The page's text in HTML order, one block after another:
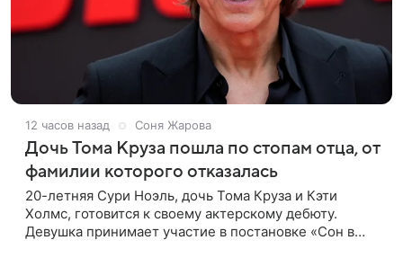
12 часов назад Соня Жарова
Дочь Тома Круза пошла по стопам отца, от
фамилии которого отказалась
20-летняя Сури Ноэль, дочь Тома Круза и Кэти
Холмс, готовится к своему актерскому дебюту.
Девушка принимает участие в постановке «Сон в